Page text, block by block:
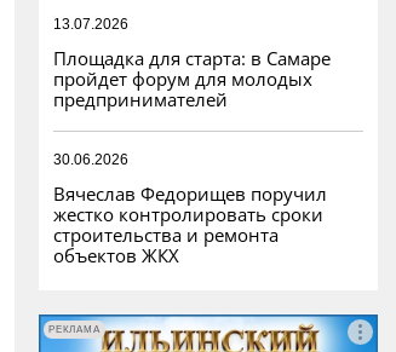
13.07.2026
Площадка для старта: в Самаре
пройдет форум для молодых
предпринимателей
30.06.2026
Вячеслав Федорищев поручил
жестко контролировать сроки
строительства и ремонта
объектов ЖКХ
РЕКЛАМА